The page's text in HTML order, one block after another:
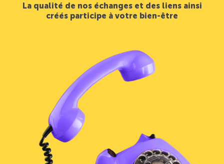
La qualité de nos échanges et des liens ainsi
créés participe à votre bien-être